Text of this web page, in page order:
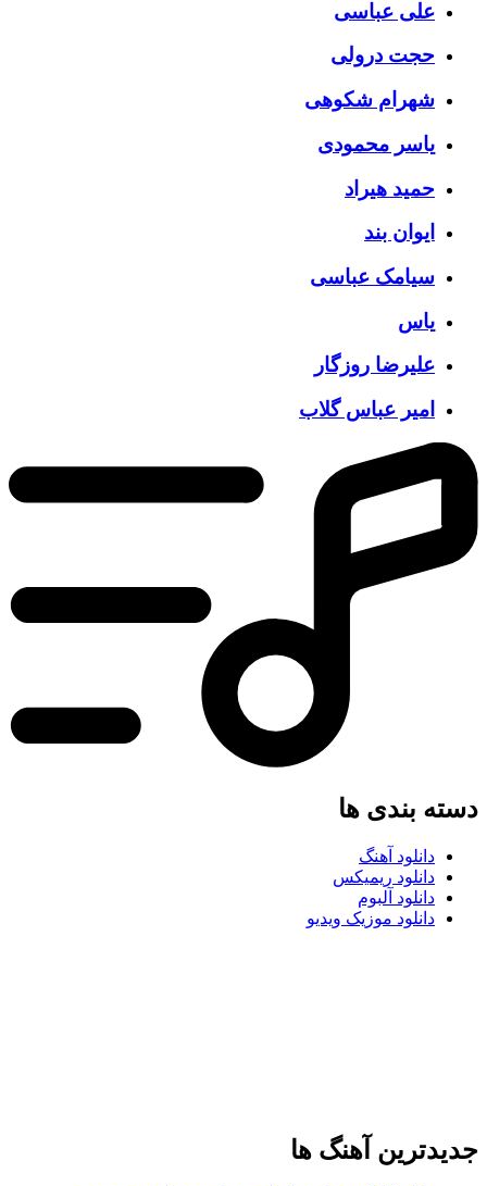
علی عباسی
حجت درولی
شهرام شکوهی
یاسر محمودی
حمید هیراد
ایوان بند
سیامک عباسی
یاس
علیرضا روزگار
امیر عباس گلاب
دسته بندی ها
دانلود آهنگ
دانلود ریمیکس
دانلود آلبوم
دانلود موزیک ویدیو
جدیدترین آهنگ ها